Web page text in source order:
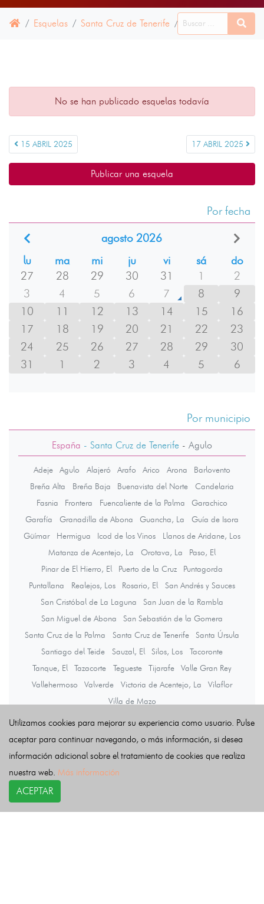
Esquelas Santa Cruz de Tenerife Agulo 16 ABRIL
No se han publicado esquelas todavía
15 ABRIL 2025 17 ABRIL 2025
Publicar una esquela
Por fecha
agosto 2026
lu
ma mi ju vi sá
do
27
28 29 30 31 1
2
3
4 5 6 7 8
9
10
11 12 13 14 15
16
17
18 19 20 21 22
23
24
25 26 27 28 29
30
31
1 2 3 4 5 6
Por municipio
España - Santa Cruz de Tenerife - Agulo
Adeje Agulo Alajeró Arafo Arico Arona
Barlovento
Breña Alta
Breña Baja Buenavista del Norte
Candelaria
Fasnia
Frontera Fuencaliente de la Palma
Garachico
Garafía
Granadilla de Abona Guancha, La
Guía de Isora
Güímar
Hermigua Icod de los Vinos
Llanos de Aridane, Los
Matanza de Acentejo, La
Orotava, La
Paso, El
Pinar de El Hierro, El
Puerto de la Cruz
Puntagorda
Puntallana
Realejos, Los Rosario, El
San Andrés y Sauces
San Cristóbal de La Laguna
San Juan de la Rambla
San Miguel de Abona
San Sebastián de la Gomera
Santa Cruz de la Palma
Santa Cruz de Tenerife
Santa Úrsula
Santiago del Teide
Sauzal, El Silos, Los
Tacoronte
Tanque, El
Tazacorte Tegueste Tijarafe
Valle Gran Rey
Vallehermoso
Valverde Victoria de Acentejo, La
Vilaflor
Villa de Mazo
Últimas noticias
Utilizamos cookies para mejorar su experiencia como usuario. Pulse
aceptar para continuar navegando, o más información, si desea
información adicional sobre el tratamiento de cookies que realiza
nuestra web. Más información
ACEPTAR